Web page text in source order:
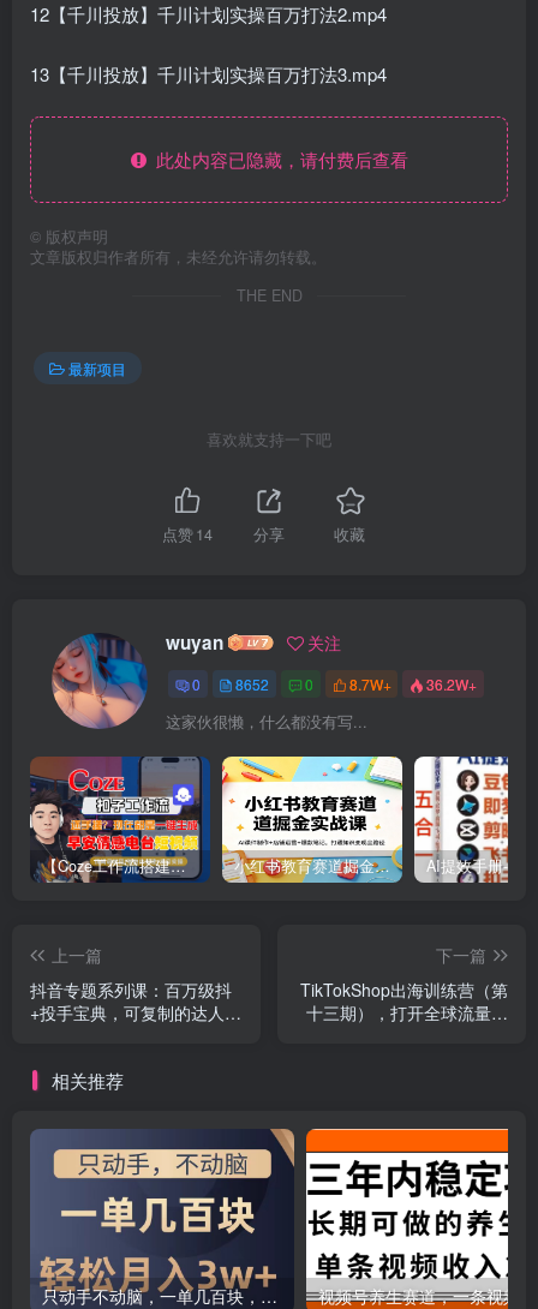
12【千川投放】千川计划实操百万打法2.mp4
13【千川投放】千川计划实操百万打法3.mp4
此处内容已隐藏，请付费后查看
© 版权声明
文章版权归作者所有，未经允许请勿转载。
THE END
最新项目
喜欢就支持一下吧
点赞14 分享 收藏
wuyan 关注
0 8652 0 8.7W+ 36.2W+
这家伙很懒，什么都没有写...
【Coze工作流搭建实操教程】【coze】早安情感电台日签视频还在手动做？用扣子工作流自动生成，省时90% 小红书教育赛道掘金实战课：AI课件制作+店铺运营+爆款笔记，打通知识变现全路径
上一篇
抖音专题系列课：百万级抖
+投手宝典，可复制的达人IP
下一篇
TikTokShop出海训练营（第
十三期），打开全球流量新
相关推荐
只动手不动脑，一单几百块，轻松月入2w+，看完就能直接操作，详细教程